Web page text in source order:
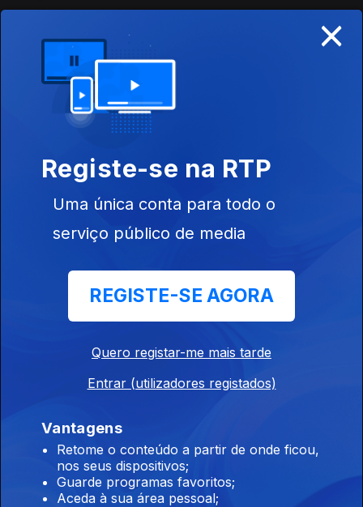
14h PR pede atenção aos erros do passado
09 ago. 2026
incêndios diz Seguro
10h Um incêndio em Carrazeda de Ansiães por
dominar
09 ago. 2026
×
Registe-se na RTP
Uma única conta para todo o
serviço público de media
REGISTE-SE AGORA
Quero registar-me mais tarde
Entrar (utilizadores registados)
Vantagens
Retome o conteúdo a partir de onde ficou,
nos seus dispositivos;
Guarde programas favoritos;
Aceda à sua área pessoal;